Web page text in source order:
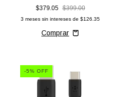
$379.05 $399.00
3 meses sin intereses de $126.35
-5% OFF